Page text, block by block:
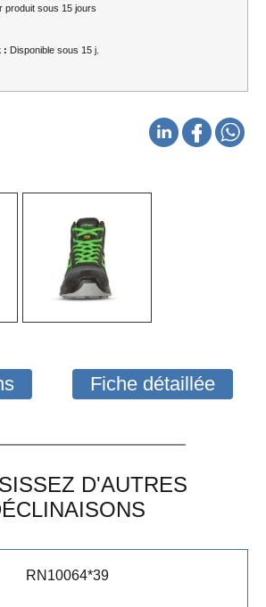
produit sous 15 jours
: Disponible sous 15 j.
Fiche détaillée
D'AUTRES
RN10064*39